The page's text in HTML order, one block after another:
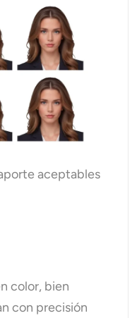
aceptables
color, bien
con precisión